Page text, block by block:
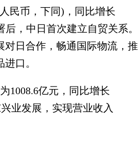
民币，下同)，同比增长
，中日首次建立自贸关系。
日合作，畅通国际物流，推
口。
亿元，同比增长
业发展，实现营业收入